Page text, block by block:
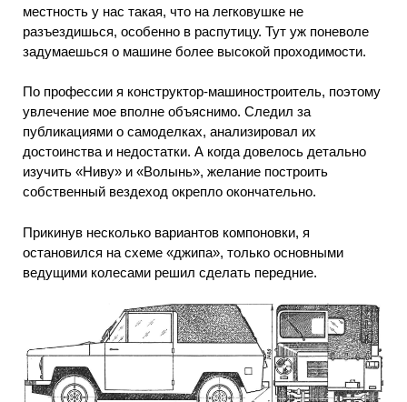
местность у нас такая, что на легковушке не
разъездишься, особенно в распутицу. Тут уж поневоле
задумаешься о машине более высокой проходимости.
По профессии я конструктор-машиностроитель, поэтому
увлечение мое вполне объяснимо. Следил за
публикациями о самоделках, анализировал их
достоинства и недостатки. А когда довелось детально
изучить «Ниву» и «Волынь», желание построить
собственный вездеход окрепло окончательно.
Прикинув несколько вариантов компоновки, я
остановился на схеме «джипа», только основными
ведущими колесами решил сделать передние.